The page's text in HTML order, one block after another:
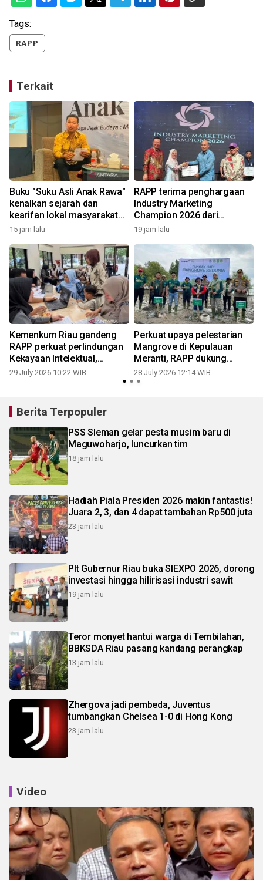
Tags:
RAPP
Terkait
Buku "Suku Asli Anak Rawa"
kenalkan sejarah dan
kearifan lokal masyarakat
adat
15 jam lalu
RAPP terima penghargaan
Industry Marketing
Champion 2026 dari
MarkPlus
19 jam lalu
Kemenkum Riau gandeng
RAPP perkuat perlindungan
Kekayaan Intelektual,
dorong produk lokal naik
29 July 2026 10:22 WIB
Perkuat upaya pelestarian
Mangrove di Kepulauan
Meranti, RAPP dukung
gerakan nasional Hari
Mangrove Sedunia 2026
28 July 2026 12:14 WIB
Berita Terpopuler
PSS Sleman gelar pesta musim baru di
Maguwoharjo, luncurkan tim
18 jam lalu
Hadiah Piala Presiden 2026 makin fantastis!
Juara 2, 3, dan 4 dapat tambahan Rp500 juta
23 jam lalu
Plt Gubernur Riau buka SIEXPO 2026, dorong
investasi hingga hilirisasi industri sawit
19 jam lalu
Teror monyet hantui warga di Tembilahan,
BBKSDA Riau pasang kandang perangkap
13 jam lalu
Zhergova jadi pembeda, Juventus
tumbangkan Chelsea 1-0 di Hong Kong
23 jam lalu
Video